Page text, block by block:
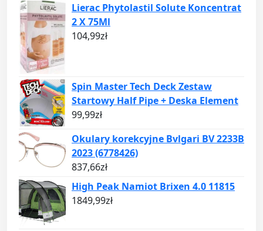
Lierac Phytolastil Solute Koncentrat
2 X 75Ml
104,99zł
Spin Master Tech Deck Zestaw
Startowy Half Pipe + Deska Element
99,99zł
Okulary korekcyjne Bvlgari BV 2233B
2023 (6778426)
837,66zł
High Peak Namiot Brixen 4.0 11815
1849,99zł